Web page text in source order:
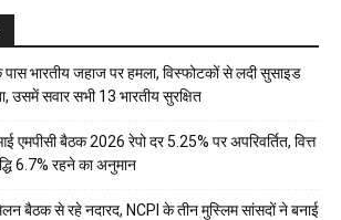
भारतीय जहाज पर हमला, विस्फोटकों से लदी सुसाइड
उसमें सवार सभी 13 भारतीय सुरक्षित
बैठक 2026 रेपो दर 5.25% पर अपरिवर्तित, वित्त
6.7% रहने का अनुमान
बैठक से रहे नदारद, NCPI के तीन मुस्लिम सांसदों ने बनाई